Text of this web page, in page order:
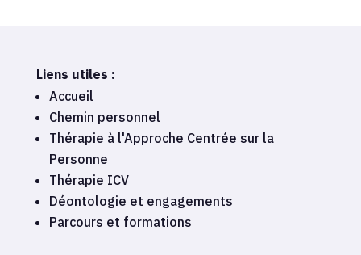
Liens utiles :
Accueil
Chemin personnel
Thérapie à l'Approche Centrée sur la
Personne
Thérapie ICV
Déontologie et engagements
Parcours et formations